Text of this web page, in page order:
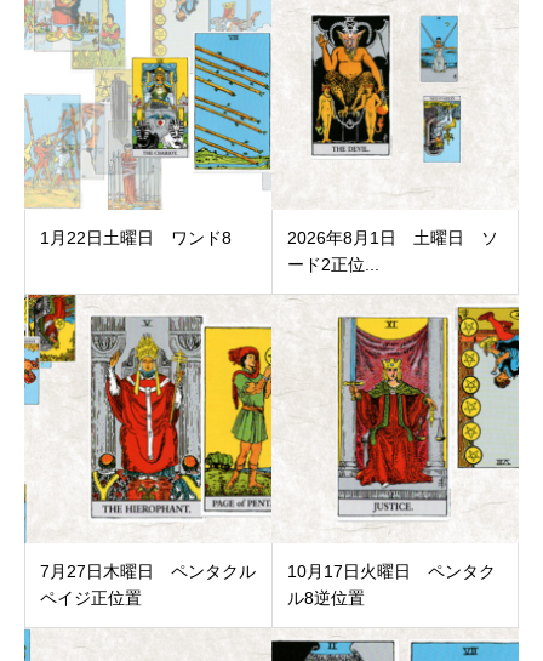
1月22日土曜日 ワンド8
2026年8月1日 土曜日 ソ
ード2正位...
7月27日木曜日 ペンタクル
ペイジ正位置
10月17日火曜日 ペンタク
ル8逆位置